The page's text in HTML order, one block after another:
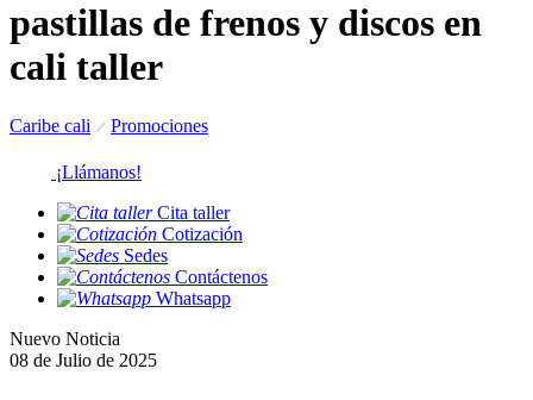
pastillas de frenos y discos en
cali taller
Caribe cali Promociones
¡Llámanos!
Cita taller
Cotización
Sedes
Contáctenos
Whatsapp
Nuevo Noticia
08 de Julio de 2025